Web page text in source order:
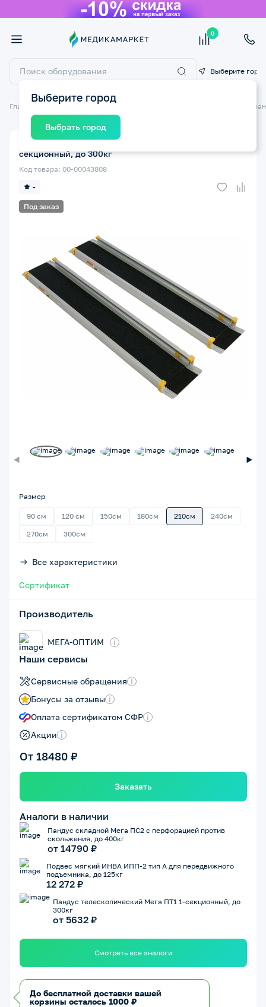
0
Выберите город
Выберите город
Выбрать город
Главная Технические средства реабилитации ТСР Подъемники и
Под заказ
-
Код товара: 00-00043808
секционный, до 300кг
Размер
90 см 120 см 150см 180см 210см
240см
270см
300см
Все характеристики
Сертификат
Производитель
МЕГА-ОПТИМ i
Наши сервисы
Сервисные обращения i
Бонусы за отзывы i
Оплата сертификатом СФР i
Акции i
От 18480 ₽
Заказать
Аналоги в наличии
Пандус складной Мега ПС2 с перфорацией против
скольжения, до 400кг
от 14790 ₽
Подвес мягкий ИНВА ИПП-2 тип А для передвижного
подъемника, до 125кг
12 272 ₽
Пандус телескопический Мега ПТ1 1-секционный, до
300кг
от 5632 ₽
Смотреть все аналоги
До бесплатной доставки вашей
корзины осталось 1000 ₽